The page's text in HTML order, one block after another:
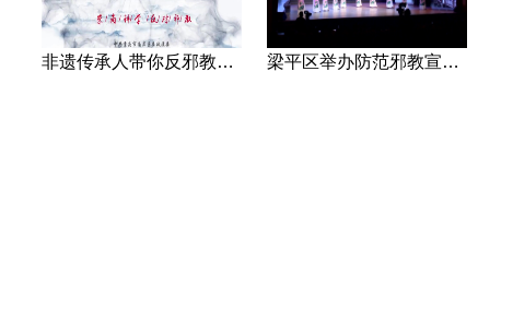
非遗传承人带你反邪教—害人的“全能神” 梁平区举办防范邪教宣传专场文艺演出